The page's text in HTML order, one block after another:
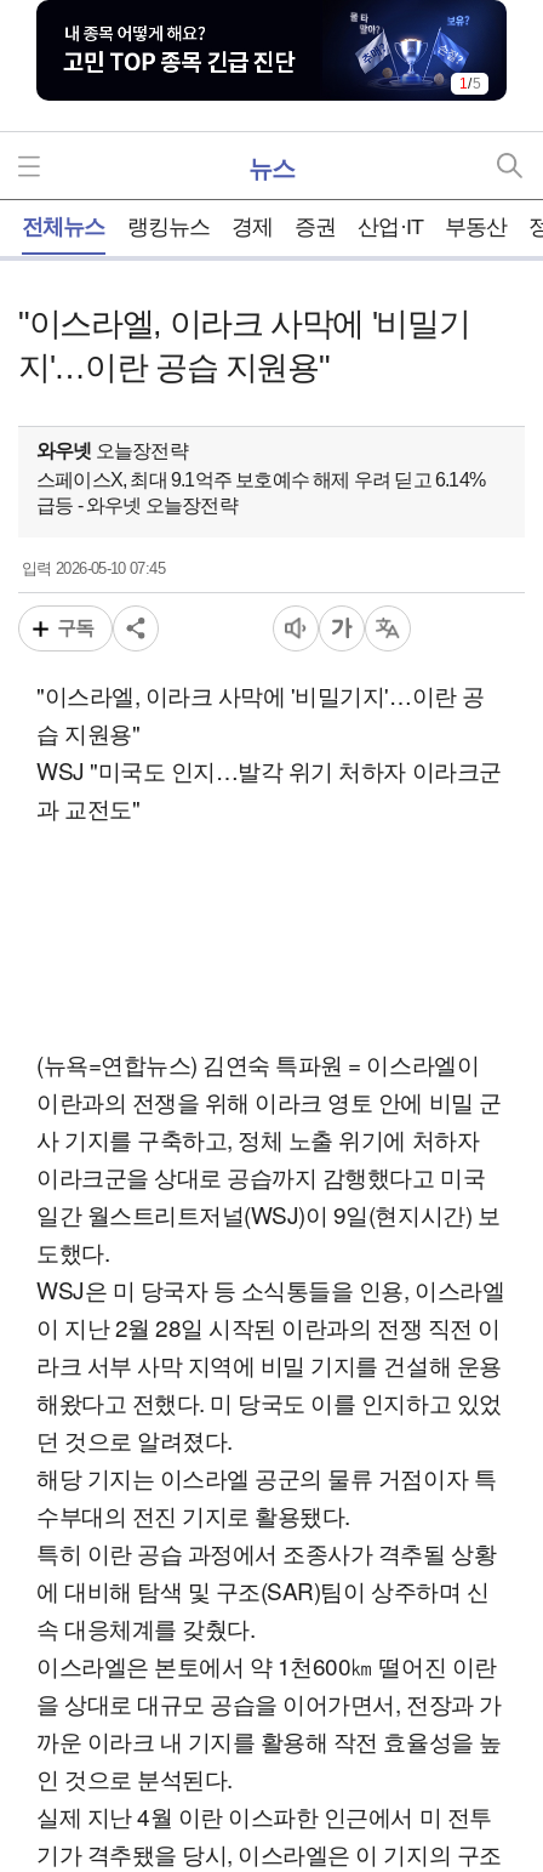
1/5
뉴스
전체뉴스 랭킹뉴스 경제 증권 산업·IT 부동산
"이스라엘, 이라크 사막에 '비밀기
지'…이란 공습 지원용"
와우넷 오늘장전략
스페이스X, 최대 9.1억주 보호예수 해제 우려 딛고 6.14%
급등 - 와우넷 오늘장전략
입력2026-05-10 07:45
구독
"이스라엘, 이라크 사막에 '비밀기지'…이란 공
습 지원용"
WSJ "미국도 인지…발각 위기 처하자 이라크군
과 교전도"
(뉴욕=연합뉴스) 김연숙 특파원 = 이스라엘이
이란과의 전쟁을 위해 이라크 영토 안에 비밀 군
사 기지를 구축하고, 정체 노출 위기에 처하자
이라크군을 상대로 공습까지 감행했다고 미국
일간 월스트리트저널(WSJ)이 9일(현지시간) 보
도했다.
WSJ은 미 당국자 등 소식통들을 인용, 이스라엘
이 지난 2월 28일 시작된 이란과의 전쟁 직전 이
라크 서부 사막 지역에 비밀 기지를 건설해 운용
해왔다고 전했다. 미 당국도 이를 인지하고 있었
던 것으로 알려졌다.
해당 기지는 이스라엘 공군의 물류 거점이자 특
수부대의 전진 기지로 활용됐다.
특히 이란 공습 과정에서 조종사가 격추될 상황
에 대비해 탐색 및 구조(SAR)팀이 상주하며 신
속 대응체계를 갖췄다.
이스라엘은 본토에서 약 1천600㎞ 떨어진 이란
을 상대로 대규모 공습을 이어가면서, 전장과 가
까운 이라크 내 기지를 활용해 작전 효율성을 높
인 것으로 분석된다.
실제 지난 4월 이란 이스파한 인근에서 미 전투
기가 격추됐을 당시, 이스라엘은 이 기지의 구조